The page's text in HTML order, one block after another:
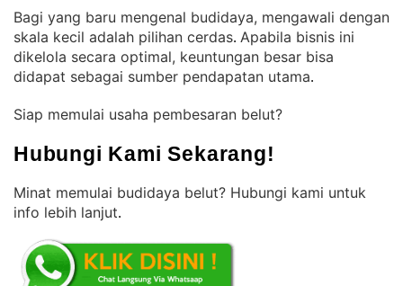
Bagi yang baru mengenal budidaya, mengawali dengan
skala kecil adalah pilihan cerdas. Apabila bisnis ini
dikelola secara optimal, keuntungan besar bisa
didapat sebagai sumber pendapatan utama.
Siap memulai usaha pembesaran belut?
Hubungi Kami Sekarang!
Minat memulai budidaya belut? Hubungi kami untuk
info lebih lanjut.